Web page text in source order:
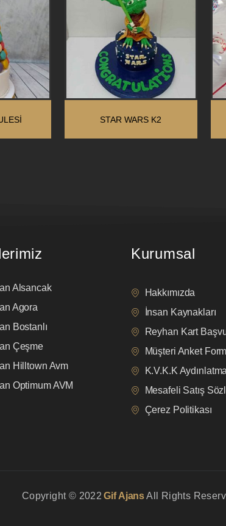
STAR WARS K2
Alsancak
Agora
Bostanlı
Çeşme
Hilltown Avm
Optimum AVM
Kurumsal
Hakkımızda
İnsan Kaynakları
Reyhan Kart
Müşteri Anket
K.V.K.K
Mesafeli Satış
Çerez Politikası
Copyright © 2022 Gif AjansAll Rights